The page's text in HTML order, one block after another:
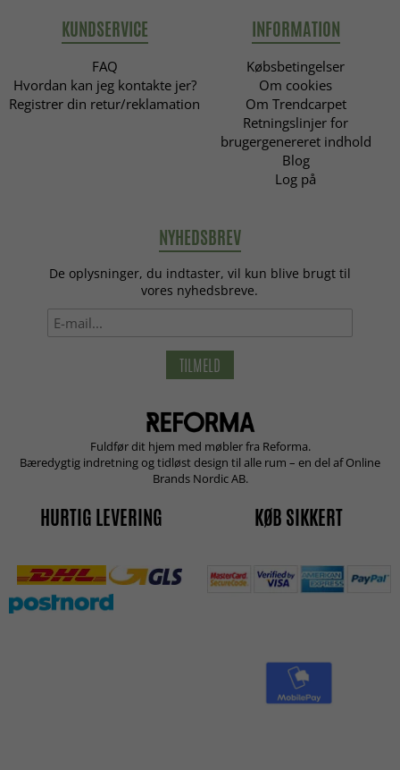
KUNDSERVICE
FAQ
Hvordan kan jeg kontakte jer?
Registrer din retur/reklamation
INFORMATION
Købsbetingelser
Om cookies
Om Trendcarpet
Retningslinjer for
brugergenereret indhold
Blog
Log på
NYHEDSBREV
De oplysninger, du indtaster, vil kun blive brugt til
vores nyhedsbreve.
TILMELD
Fuldfør dit hjem med møbler fra Reforma.
Bæredygtig indretning og tidløst design til alle rum – en del af Online
Brands Nordic AB.
HURTIG LEVERING KØB SIKKERT